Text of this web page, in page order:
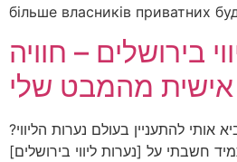
більше власників приватних
בירושלים – חוויה
אישית מהמבט שלי
להתעניין בעולם נערות הליווי?
חשבתי על [נערות ליווי בירושלים]